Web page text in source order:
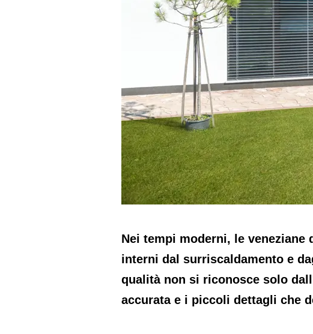
Nei tempi moderni, le
interni dal surriscaldamento e
qualità non si riconosce solo
accurata e i piccoli dettagli che